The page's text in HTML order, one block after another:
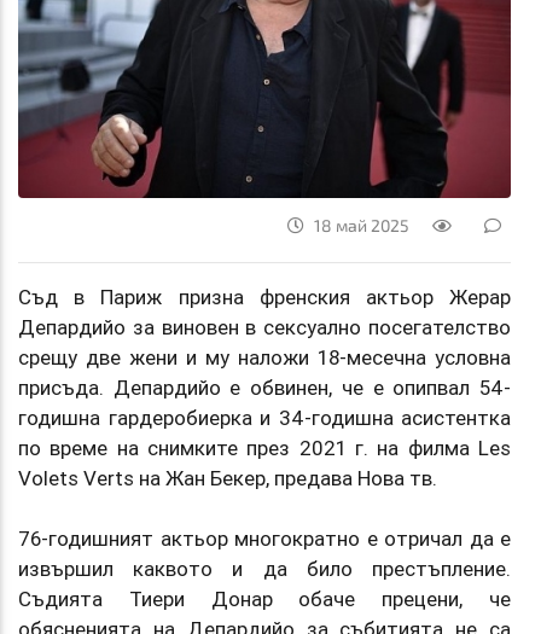
18 май 2025
Съд в Париж призна френския актьор Жерар
Депардийо за виновен в сексуално посегателство
срещу две жени и му наложи 18-месечна условна
присъда. Депардийо е обвинен, че е опипвал 54-
годишна гардеробиерка и 34-годишна асистентка
по време на снимките през 2021 г. на филма Les
Volets Verts на Жан Бекер, предава Нова тв.
76-годишният актьор многократно е отричал да е
извършил каквото и да било престъпление.
Съдията Тиери Донар обаче прецени, че